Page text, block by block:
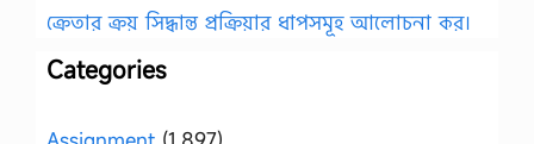
ক্রেতার ক্রয় সিদ্ধান্ত প্রক্রিয়ার ধাপসমূহ আলোচনা কর।
Categories